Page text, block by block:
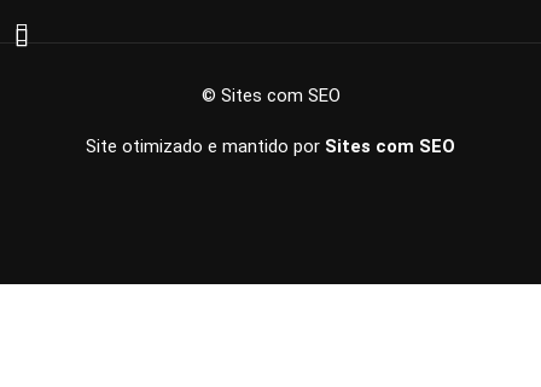
© Sites com SEO
Site otimizado e mantido por Sites com SEO